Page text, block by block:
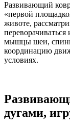
Развивающий
«первой
животе,
мышцы шеи, спины
координацию
условиях.
дугами,